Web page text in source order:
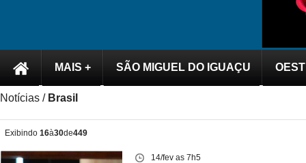
MAIS + SÃO MIGUEL DO IGUAÇU
Notícias / Brasil
Exibindo 16à30de449
14/fev as 7h5